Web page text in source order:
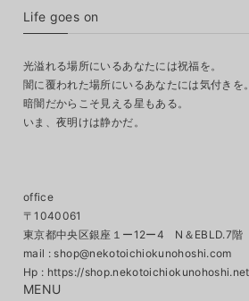
Life goes on
光溢れる場所にいるあなたには祝福を。
闇に覆われた場所にいるあなたには気付きを。
暗闇だからこそ見える星もある。
いま、夜明けは静かだ。
office
〒1040061
東京都中央区銀座１ー12ー4 N＆EBLD.7階
mail : shop@nekotoichiokunohoshi.com
MENU